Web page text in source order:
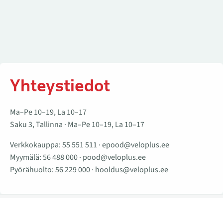
Yhteystiedot
Ma–Pe 10–19, La 10–17
Saku 3, Tallinna · Ma–Pe 10–19, La 10–17
Verkkokauppa:55 551 511 ·epood@veloplus.ee
Myymälä:56 488 000· pood@veloplus.ee
Pyörähuolto:56 229 000· hooldus@veloplus.ee